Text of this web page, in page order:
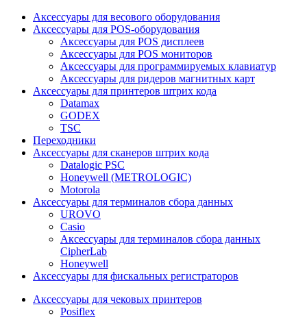
Аксессуары для весового оборудования
Аксессуары для POS-оборудования
Аксессуары для POS дисплеев
Аксессуары для POS мониторов
Аксессуары для программируемых клавиатур
Аксессуары для ридеров магнитных карт
Аксессуары для принтеров штрих кода
Datamax
GODEX
TSC
Переходники
Аксессуары для сканеров штрих кода
Datalogic PSC
Honeywell (METROLOGIC)
Motorola
Аксессуары для терминалов сбора данных
UROVO
Casio
Аксессуары для терминалов сбора данных
CipherLab
Honeywell
Аксессуары для фискальных регистраторов
Аксессуары для чековых принтеров
Posiflex